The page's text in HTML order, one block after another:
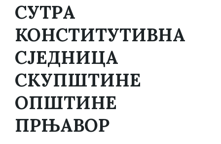
СУТРА
КОНСТИТУТИВНА
СЈЕДНИЦА
СКУПШТИНЕ
ОПШТИНЕ
ПРЊАВОР